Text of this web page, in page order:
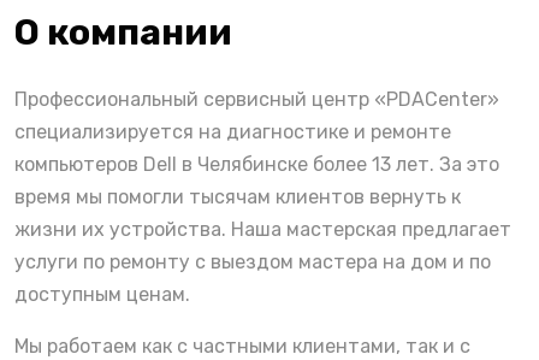
О компании
Профессиональный сервисный центр «PDACenter»
специализируется на диагностике и ремонте
компьютеров Dell в Челябинске более 13 лет. За это
время мы помогли тысячам клиентов вернуть к
жизни их устройства. Наша мастерская предлагает
услуги по ремонту с выездом мастера на дом и по
доступным ценам.
Мы работаем как с частными клиентами, так и с